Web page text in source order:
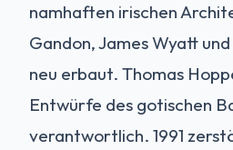
namhaften irischen
Gandon, James Wyatt
neu erbaut. Thomas
Entwürfe des gotischen
verantwortlich. 1991